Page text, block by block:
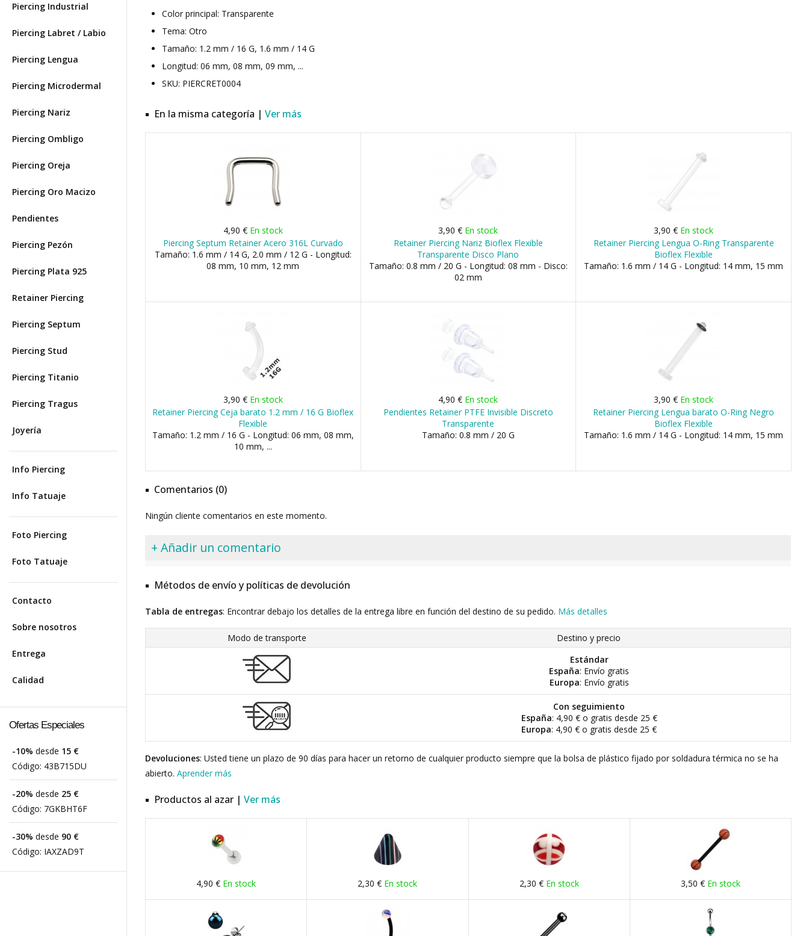
Piercing Industrial
Piercing Labret / Labio
Piercing Lengua
Piercing Microdermal
Piercing Nariz
Piercing Ombligo
Piercing Oreja
Piercing Oro Macizo
Pendientes
Piercing Pezón
Piercing Plata 925
Retainer Piercing
Piercing Septum
Piercing Stud
Piercing Titanio
Piercing Tragus
Joyería
Info Piercing
Info Tatuaje
Foto Piercing
Foto Tatuaje
Contacto
Sobre nosotros
Entrega
Calidad
Ofertas Especiales
-10% desde 15 €
Código: 43B715DU
-20% desde 25 €
Código: 7GKBHT6F
-30% desde 90 €
Código: IAXZAD9T
Color principal: Transparente
Tema: Otro
Tamaño: 1.2 mm / 16 G, 1.6 mm / 14 G
Longitud: 06 mm, 08 mm, 09 mm, ...
SKU: PIERCRET0004
En la misma categoría | Ver más
4,90 € En stock
Piercing Septum Retainer Acero 316L Curvado
Tamaño: 1.6 mm / 14 G, 2.0 mm / 12 G - Longitud:
08 mm, 10 mm, 12 mm
3,90 € En stock
Retainer Piercing Nariz Bioflex Flexible
Transparente Disco Plano
Tamaño: 0.8 mm / 20 G - Longitud: 08 mm - Disco:
02 mm
3,90 € En stock
Retainer Piercing Lengua O-Ring Transparente
Bioflex Flexible
Tamaño: 1.6 mm / 14 G - Longitud: 14 mm, 15 mm
3,90 € En stock
Retainer Piercing Ceja barato 1.2 mm / 16 G Bioflex
Flexible
Tamaño: 1.2 mm / 16 G - Longitud: 06 mm, 08 mm,
10 mm, ...
4,90 € En stock
Pendientes Retainer PTFE Invisible Discreto
Transparente
Tamaño: 0.8 mm / 20 G
3,90 € En stock
Retainer Piercing Lengua barato O-Ring Negro
Bioflex Flexible
Tamaño: 1.6 mm / 14 G - Longitud: 14 mm, 15 mm
Comentarios (0)
Ningún cliente comentarios en este momento.
+ Añadir un comentario
Métodos de envío y políticas de devolución
Tabla de entregas: Encontrar debajo los detalles de la entrega libre en función del destino de su pedido. Más detalles
Modo de transporte
Destino y precio
Estándar
España: Envío gratis
Europa: Envío gratis
Con seguimiento
España: 4,90 € o gratis desde 25 €
Europa: 4,90 € o gratis desde 25 €
Devoluciones: Usted tiene un plazo de 90 días para hacer un retorno de cualquier producto siempre que la bolsa de plástico fijado por soldadura térmica no se ha
abierto. Aprender más
Productos al azar | Ver más
4,90 € En stock 2,30 € En stock 2,30 € En stock 3,50 € En stock